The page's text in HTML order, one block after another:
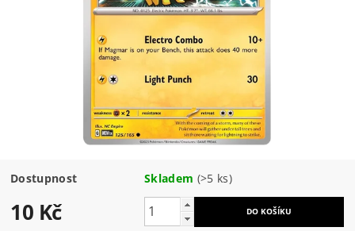
Dostupnost Skladem (>5 ks)
10 Kč